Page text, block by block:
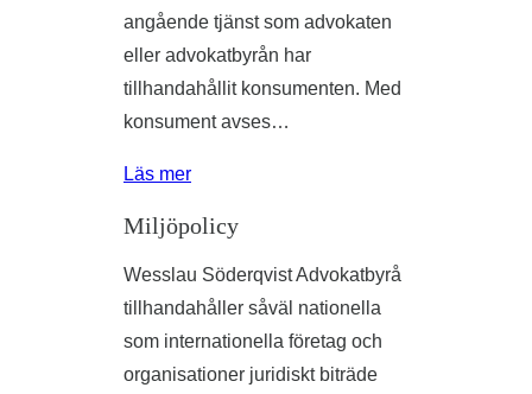
angående tjänst som advokaten
eller advokatbyrån har
tillhandahållit konsumenten. Med
konsument avses…
Läs mer
Miljöpolicy
Wesslau Söderqvist Advokatbyrå
tillhandahåller såväl nationella
som internationella företag och
organisationer juridiskt biträde